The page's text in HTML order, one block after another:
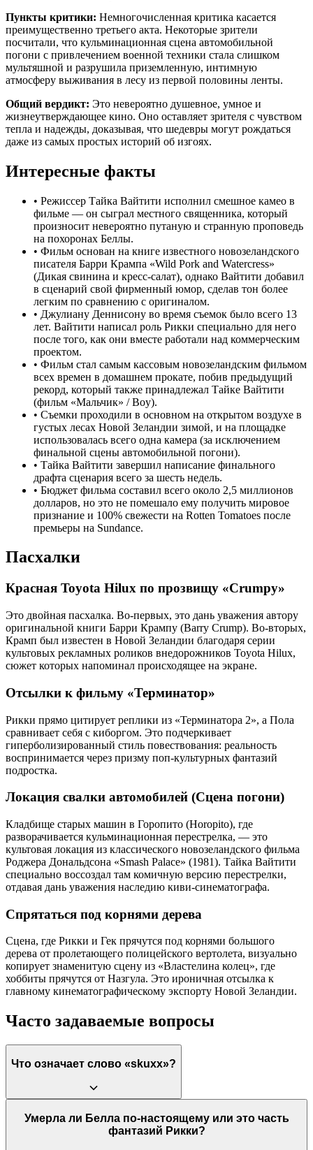
Пункты критики: Немногочисленная критика касается
преимущественно третьего акта. Некоторые зрители
посчитали, что кульминационная сцена автомобильной
погони с привлечением военной техники стала слишком
мультяшной и разрушила приземленную, интимную
атмосферу выживания в лесу из первой половины ленты.
Общий вердикт: Это невероятно душевное, умное и
жизнеутверждающее кино. Оно оставляет зрителя с чувством
тепла и надежды, доказывая, что шедевры могут рождаться
даже из самых простых историй об изгоях.
Интересные факты
• Режиссер Тайка Вайтити исполнил смешное камео в
фильме — он сыграл местного священника, который
произносит невероятно путаную и странную проповедь
на похоронах Беллы.
• Фильм основан на книге известного новозеландского
писателя Барри Крампа «Wild Pork and Watercress»
(Дикая свинина и кресс-салат), однако Вайтити добавил
в сценарий свой фирменный юмор, сделав тон более
легким по сравнению с оригиналом.
• Джулиану Деннисону во время съемок было всего 13
лет. Вайтити написал роль Рикки специально для него
после того, как они вместе работали над коммерческим
проектом.
• Фильм стал самым кассовым новозеландским фильмом
всех времен в домашнем прокате, побив предыдущий
рекорд, который также принадлежал Тайке Вайтити
(фильм «Мальчик» / Boy).
• Съемки проходили в основном на открытом воздухе в
густых лесах Новой Зеландии зимой, и на площадке
использовалась всего одна камера (за исключением
финальной сцены автомобильной погони).
• Тайка Вайтити завершил написание финального
драфта сценария всего за шесть недель.
• Бюджет фильма составил всего около 2,5 миллионов
долларов, но это не помешало ему получить мировое
признание и 100% свежести на Rotten Tomatoes после
премьеры на Sundance.
Пасхалки
Красная Toyota Hilux по прозвищу «Crumpy»
Это двойная пасхалка. Во-первых, это дань уважения автору
оригинальной книги Барри Крампу (Barry Crump). Во-вторых,
Крамп был известен в Новой Зеландии благодаря серии
культовых рекламных роликов внедорожников Toyota Hilux,
сюжет которых напоминал происходящее на экране.
Отсылки к фильму «Терминатор»
Рикки прямо цитирует реплики из «Терминатора 2», а Пола
сравнивает себя с киборгом. Это подчеркивает
гиперболизированный стиль повествования: реальность
воспринимается через призму поп-культурных фантазий
подростка.
Локация свалки автомобилей (Сцена погони)
Кладбище старых машин в Горопито (Horopito), где
разворачивается кульминационная перестрелка, — это
культовая локация из классического новозеландского фильма
Роджера Дональдсона «Smash Palace» (1981). Тайка Вайтити
специально воссоздал там комичную версию перестрелки,
отдавая дань уважения наследию киви-синематографа.
Спрятаться под корнями дерева
Сцена, где Рикки и Гек прячутся под корнями большого
дерева от пролетающего полицейского вертолета, визуально
копирует знаменитую сцену из «Властелина колец», где
хоббиты прячутся от Назгула. Это ироничная отсылка к
главному кинематографическому экспорту Новой Зеландии.
Часто задаваемые вопросы
Что означает слово «skuxx»?
«Skuxx» — это новозеландский молодежный сленг. Он
означает быть крутым, стильным, модным или успешным
Умерла ли Белла по-настоящему или это часть
фантазий Рикки?